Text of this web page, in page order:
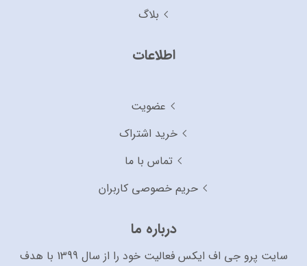
بلاگ
اطلاعات
عضویت
خرید اشتراک
تماس با ما
حریم خصوصی کاربران
درباره ما
سایت پرو جی اف ایکس فعالیت خود را از سال 1399 با هدف